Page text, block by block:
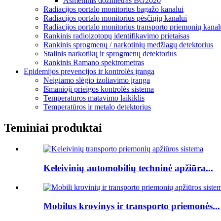
Radiacijos portalo monitorius bagažo kanalui
Radiacijos portalo monitorius pėsčiųjų kanalui
Radiacijos portalo monitorius transporto priemonių
Rankinis radioizotopų identifikavimo prietaisas
Rankinis sprogmenų / narkotinių medžiagų detektorius
Stalinis narkotikų ir sprogmenų detektorius
Rankinis Ramano spektrometras
Epidemijos prevencijos ir kontrolės įranga
Neigiamo slėgio izoliavimo įranga
Išmanioji prieigos kontrolės sistema
Temperatūros matavimo laikiklis
Temperatūros ir metalo detektorius
Teminiai produktai
Keleivinių automobilių techninė apžiūra...
Mobilus krovinys ir transporto priemonės...